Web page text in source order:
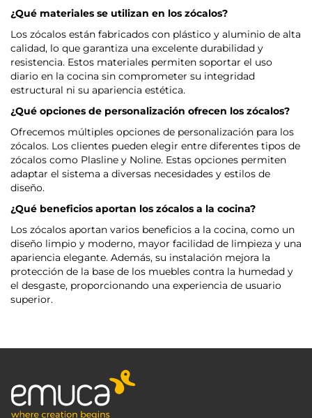
¿Qué materiales se utilizan en los zócalos?
Los zócalos están fabricados con plástico y aluminio de alta
calidad, lo que garantiza una excelente durabilidad y
resistencia. Estos materiales permiten soportar el uso
diario en la cocina sin comprometer su integridad
estructural ni su apariencia estética.
¿Qué opciones de personalización ofrecen los zócalos?
Ofrecemos múltiples opciones de personalización para los
zócalos. Los clientes pueden elegir entre diferentes tipos de
zócalos como Plasline y Noline. Estas opciones permiten
adaptar el sistema a diversas necesidades y estilos de
diseño.
¿Qué beneficios aportan los zócalos a la cocina?
Los zócalos aportan varios beneficios a la cocina, como un
diseño limpio y moderno, mayor facilidad de limpieza y una
apariencia elegante. Además, su instalación mejora la
protección de la base de los muebles contra la humedad y
el desgaste, proporcionando una experiencia de usuario
superior.